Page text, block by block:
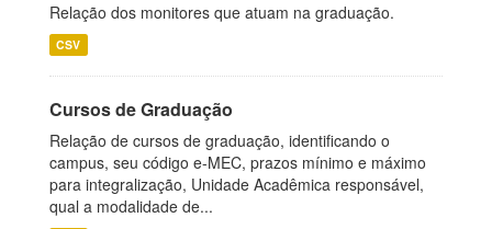
Relação dos monitores que atuam na graduação.
CSV
Cursos de Graduação
Relação de cursos de graduação, identificando o
campus, seu código e-MEC, prazos mínimo e máximo
para integralização, Unidade Acadêmica responsável,
qual a modalidade de...